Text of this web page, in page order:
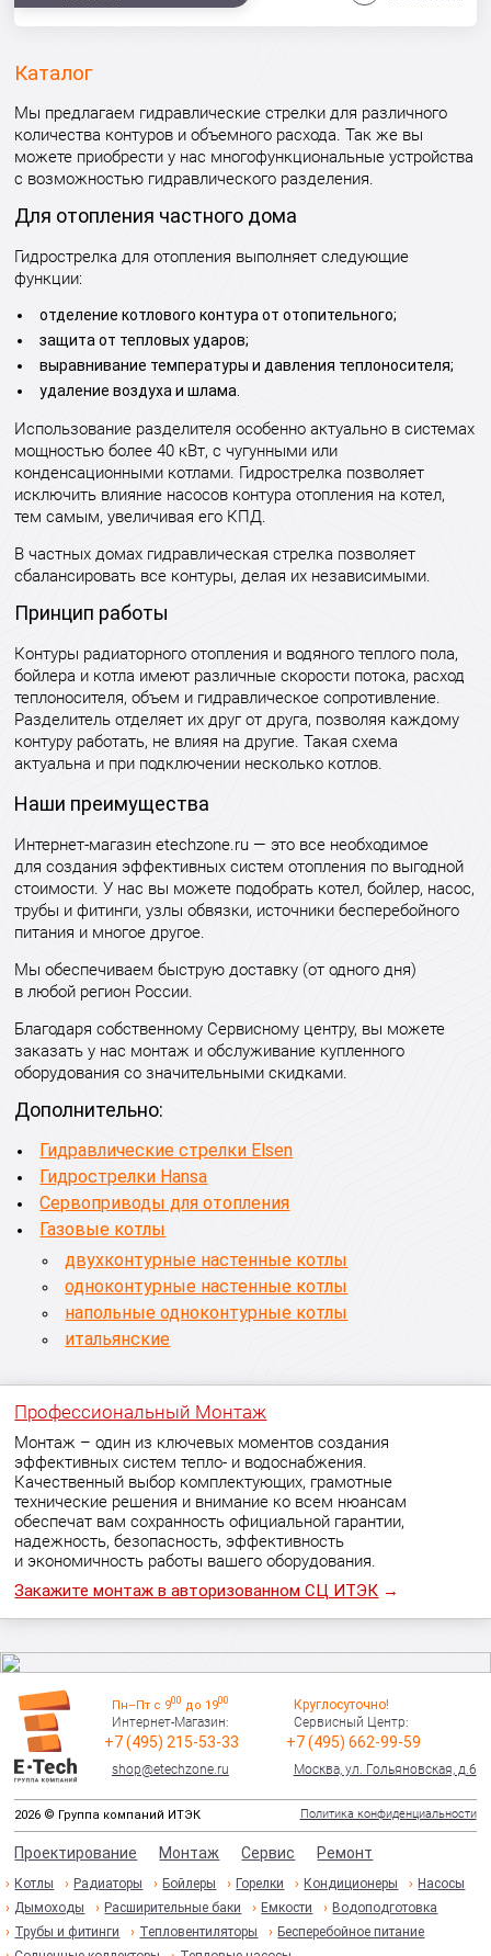
Каталог
Мы предлагаем гидравлические стрелки для различного
количества контуров и объемного расхода. Так же вы
можете приобрести у нас многофункциональные устройства
с возможностью гидравлического разделения.
Для отопления частного дома
Гидрострелка для отопления выполняет следующие
функции:
отделение котлового контура от отопительного;
защита от тепловых ударов;
выравнивание температуры и давления теплоносителя;
удаление воздуха и шлама.
Использование разделителя особенно актуально в системах
мощностью более 40 кВт, с чугунными или
конденсационными котлами. Гидрострелка позволяет
исключить влияние насосов контура отопления на котел,
тем самым, увеличивая его КПД.
В частных домах гидравлическая стрелка позволяет
сбалансировать все контуры, делая их независимыми.
Принцип работы
Контуры радиаторного отопления и водяного теплого пола,
бойлера и котла имеют различные скорости потока, расход
теплоносителя, объем и гидравлическое сопротивление.
Разделитель отделяет их друг от друга, позволяя каждому
контуру работать, не влияя на другие. Такая схема
актуальна и при подключении несколько котлов.
Наши преимущества
Интернет-магазин etechzone.ru — это все необходимое
для создания эффективных систем отопления по выгодной
стоимости. У нас вы можете подобрать котел, бойлер, насос,
трубы и фитинги, узлы обвязки, источники бесперебойного
питания и многое другое.
Мы обеспечиваем быструю доставку (от одного дня)
в любой регион России.
Благодаря собственному Сервисному центру, вы можете
заказать у нас монтаж и обслуживание купленного
оборудования со значительными скидками.
Дополнительно:
Гидравлические стрелки Elsen
Гидрострелки Hansa
Сервоприводы для отопления
Газовые котлы
двухконтурные настенные котлы
одноконтурные настенные котлы
напольные одноконтурные котлы
итальянские
Профессиональный Монтаж
Монтаж – один из ключевых моментов создания
эффективных систем тепло- и водоснабжения.
Качественный выбор комплектующих, грамотные
технические решения и внимание ко всем нюансам
обеспечат вам сохранность официальной гарантии,
надежность, безопасность, эффективность
и экономичность работы вашего оборудования.
Закажите монтаж в авторизованном СЦ ИТЭК →
Пн–Пт с 900 до 1900
Интернет-Магазин:
+7 (495) 215-53-33
shop@etechzone.ru
Круглосуточно!
Сервисный Центр:
+7 (495) 662-99-59
Москва, ул. Гольяновская, д.6
2026 © Группа компаний ИТЭК Политика конфиденциальности
Проектирование Монтаж Сервис Ремонт
Котлы Радиаторы Бойлеры Горелки Кондиционеры
Насосы
Дымоходы
Расширительные баки Емкости
Водоподготовка
Трубы и фитинги
Тепловентиляторы
Бесперебойное питание